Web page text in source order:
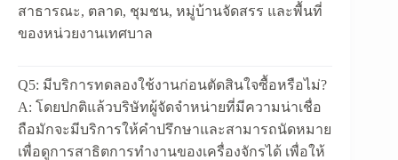
สาธารณะ, ตลาด, ชุมชน, หมู่บ้านจัดสรร และพื้นที่
ของหน่วยงานเทศบาล
Q5: มีบริการทดลองใช้งานก่อนตัดสินใจซื้อหรือไม่?
A: โดยปกติแล้วบริษัทผู้จัดจำหน่ายที่มีความน่าเชื่อ
ถือมักจะมีบริการให้คำปรึกษาและสามารถนัดหมาย
เพื่อดูการสาธิตการทำงานของเครื่องจักรได้ เพื่อให้